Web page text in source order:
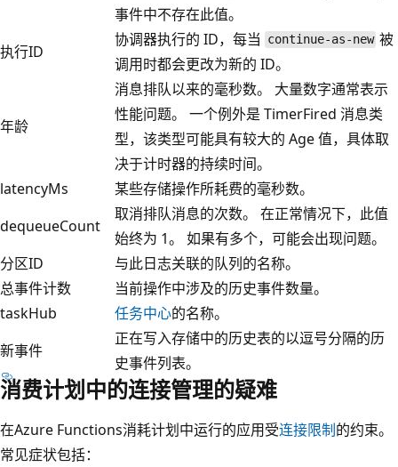
事件中不存在此值。
执行ID
协调器执行的 ID，每当 continue-as-new 被
调用时都会更改为新的 ID。
年龄
消息排队以来的毫秒数。 大量数字通常表示
性能问题。 一个例外是 TimerFired 消息类
型，该类型可能具有较大的 Age 值，具体取
决于计时器的持续时间。
latencyMs
某些存储操作所耗费的毫秒数。
dequeueCount
取消排队消息的次数。 在正常情况下，此值
始终为 1。 如果有多个，可能会出现问题。
分区ID
与此日志关联的队列的名称。
总事件计数
当前操作中涉及的历史事件数量。
taskHub
任务中心的名称。
新事件
正在写入存储中的历史表的以逗号分隔的历
史事件列表。
消费计划中的连接管理的疑难
在Azure Functions消耗计划中运行的应用受连接限制的约束。
常见症状包括：